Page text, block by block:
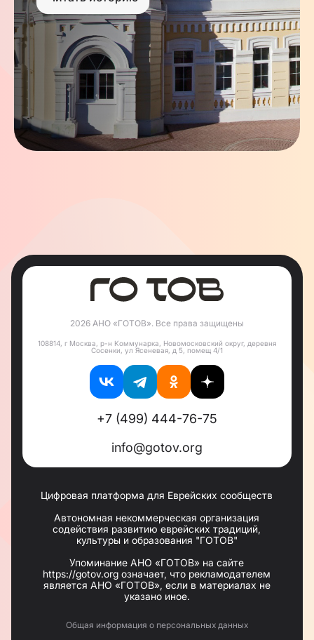
2026 АНО «ГОТОВ». Все права защищены
108814, г Москва, р-н Коммунарка, Новомосковский округ, деревня
Сосенки, ул Ясеневая, д 5, помещ 4/1
+7 (499) 444-76-75
info@gotov.org
Цифровая платформа для Еврейских сообществ
Автономная некоммерческая организация
содействия развитию еврейских традиций,
культуры и образования "ГОТОВ"
Упоминание АНО «ГОТОВ» на сайте
https://gotov.org означает, что рекламодателем
является АНО «ГОТОВ», если в материалах не
указано иное.
Общая информация о персональных данных